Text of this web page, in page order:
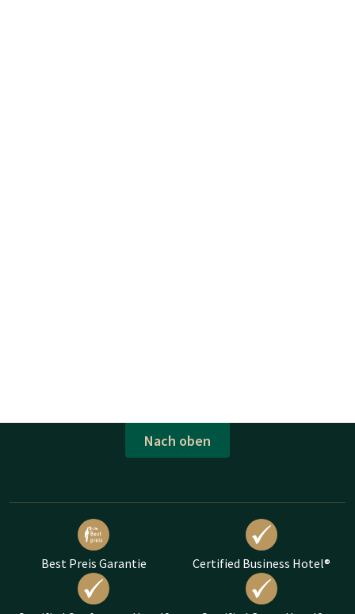
Nach oben
Best Preis Garantie Certified Business Hotel®